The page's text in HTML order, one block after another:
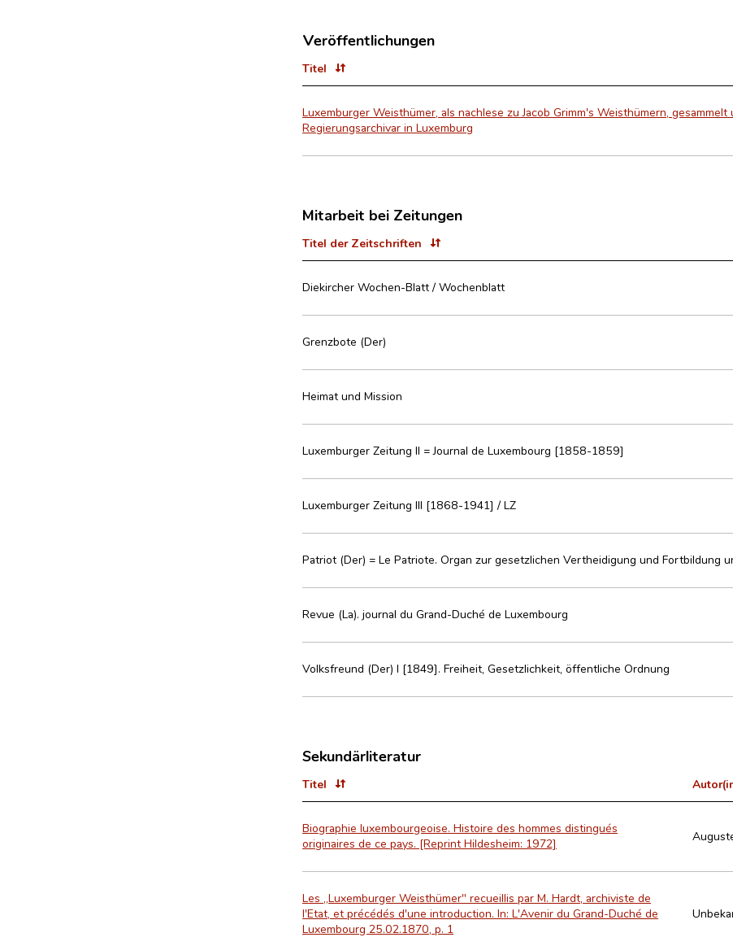
Veröffentlichungen
Titel
Luxemburger Weisthümer, als nachlese zu Jacob Grimm's Weisthümern,
Regierungsarchivar in Luxemburg
Mitarbeit bei Zeitungen
Titel der Zeitschriften
Diekircher Wochen-Blatt / Wochenblatt
Grenzbote (Der)
Heimat und Mission
Luxemburger Zeitung II = Journal de Luxembourg [1858-1859]
Luxemburger Zeitung III [1868-1941] / LZ
Patriot (Der) = Le Patriote. Organ zur gesetzlichen Vertheidigung und Fortbildung
Revue (La). journal du Grand-Duché de Luxembourg
Volksfreund (Der) I [1849]. Freiheit, Gesetzlichkeit, öffentliche Ordnung
Sekundärliteratur
Titel
Biographie luxembourgeoise. Histoire des hommes distingués
originaires de ce pays. [Reprint Hildesheim: 1972]
Les „Luxemburger Weisthümer" recueillis par M. Hardt, archiviste de
l'Etat, et précédés d'une introduction. In: L'Avenir du Grand-Duché de
Luxembourg 25.02.1870, p. 1